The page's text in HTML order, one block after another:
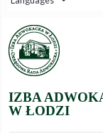
IZBA
W ŁODZI